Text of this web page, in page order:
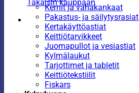
Takaisin kauppaan
Kernit ja vahakankaat
Pakastus- ja säilytysrasiat
Kertakäyttöastiat
Keittiötarvikkeet
Juomapullot ja vesiastiat
Kylmälaukut
Tarjottimet ja tabletit
Keittiötekstiilit
Fiskars